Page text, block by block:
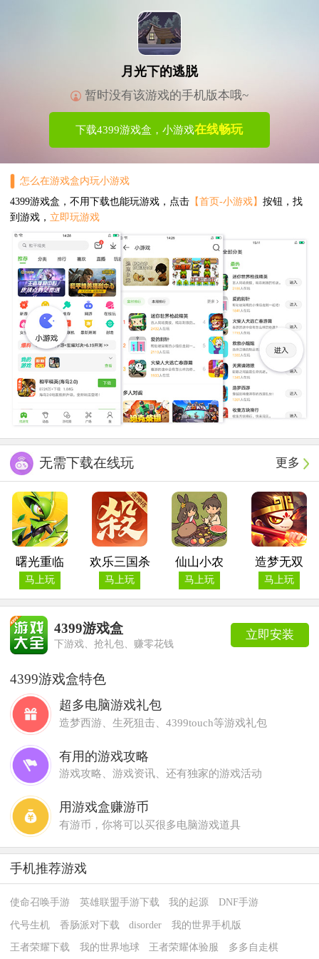
月光下的逃脱
暂时没有该游戏的手机版本哦~
下载4399游戏盒，小游戏在线畅玩
怎么在游戏盒内玩小游戏
4399游戏盒，不用下载也能玩游戏，点击【首页-小游戏】 按钮，找
到游戏， 立即玩游戏
更多
无需下载在线玩
曙光重临
马上玩
欢乐三国杀
马上玩
仙山小农
马上玩
造梦无双
马上玩
立即安装
4399游戏盒
下游戏、抢礼包、赚零花钱
4399游戏盒特色
超多电脑游戏礼包
造梦西游、生死狙击、4399touch等游戏礼包
有用的游戏攻略
游戏攻略、游戏资讯、还有独家的游戏活动
用游戏盒赚游币
有游币，你将可以买很多电脑游戏道具
手机推荐游戏
使命召唤手游 英雄联盟手游下载 我的起源 DNF手游
代号生机 香肠派对下载 disorder 我的世界手机版
王者荣耀下载 我的世界地球 王者荣耀体验服 多多自走棋